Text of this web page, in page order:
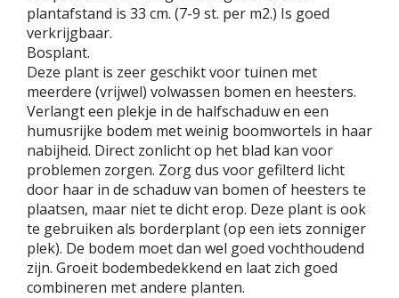
plantafstand is 33 cm. (7-9 st. per m2.) Is goed
verkrijgbaar.
Bosplant.
Deze plant is zeer geschikt voor tuinen met
meerdere (vrijwel) volwassen bomen en heesters.
Verlangt een plekje in de halfschaduw en een
humusrijke bodem met weinig boomwortels in haar
nabijheid. Direct zonlicht op het blad kan voor
problemen zorgen. Zorg dus voor gefilterd licht
door haar in de schaduw van bomen of heesters te
plaatsen, maar niet te dicht erop. Deze plant is ook
te gebruiken als borderplant (op een iets zonniger
plek). De bodem moet dan wel goed vochthoudend
zijn. Groeit bodembedekkend en laat zich goed
combineren met andere planten.